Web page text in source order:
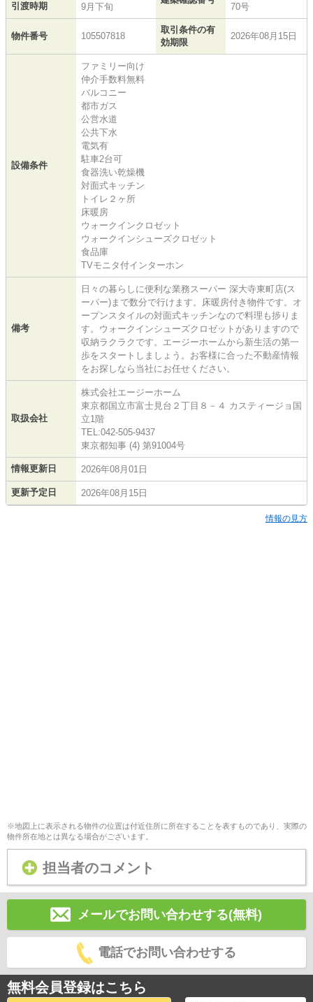
引渡時期 9月下旬 70号
物件番号 105507818
取引条件の有
効期限
2026年08月15日
設備条件
ファミリー向け
仲介手数料無料
バルコニー
都市ガス
公営水道
公共下水
電気有
駐車2台可
食器洗い乾燥機
対面式キッチン
トイレ２ヶ所
床暖房
ウォークインクロゼット
ウォークインシューズクロゼット
食品庫
TVモニタ付インターホン
備考
日々の暮らしに便利な業務スーパー 深大寺東町店(ス
ーパー)まで数分で行けます。床暖房付き物件です。オ
ープンスタイルの対面式キッチンなので料理も捗りま
す。ウォークインシューズクロゼットがありますので
収納ラクラクです。エージーホームから新生活の第一
歩をスタートしましょう。お客様に合った不動産情報
をお探しなら当社にお任せください。
取扱会社
株式会社エージーホーム
東京都国立市富士見台２丁目８－４ カスティージョ国
立1階
TEL:042-505-9437
東京都知事 (4) 第91004号
情報更新日 2026年08月01日
更新予定日 2026年08月15日
情報の見方
※地図上に表示される物件の位置は付近住所に所在することを表すものであり、実際の
物件所在地とは異なる場合がございます。
担当者のコメント
メールでお問い合わせする(無料)
電話でお問い合わせする
無料会員登録はこちら